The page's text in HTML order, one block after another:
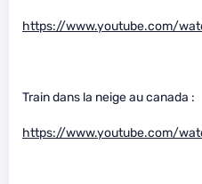
https://www.youtube.com/
Train dans la neige au canada :
https://www.youtube.com/